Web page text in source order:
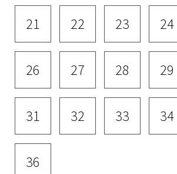
21 22 23 24
26 27 28 29
31 32 33 34
36